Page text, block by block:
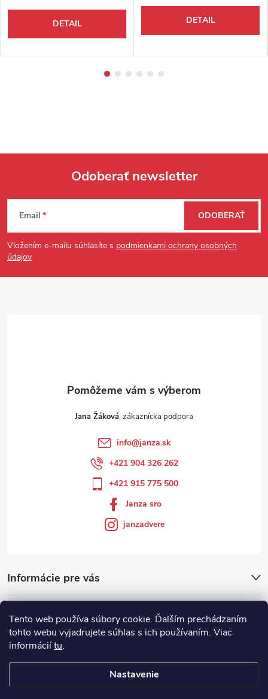
Tento web používa súbory cookie. Ďalším prechádzaním
tohto webu vyjadrujete súhlas s ich používaním. Viac
informáciítu.
Nastavenie
DETAIL DETAIL
Zápätie
Odoberať newsletter
Email
Vložením e-mailu súhlasíte s podmienkami ochrany osobných
údajov
ODOBERAŤ
Informácie pre vás
Jana Žáková
info@janza.sk
+421 904 326 262
+421 915 775 500
Janza sro
janzadvere
Showroom